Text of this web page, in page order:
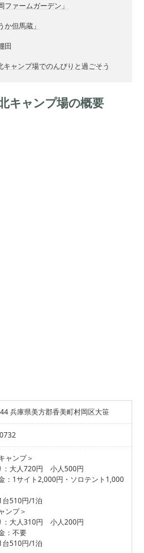
ァームガーデン」
但馬蔵」
田
ャンプ場でのんびりと過ごそう
キャンプ場の概要
兵庫県美方郡香美町村岡区大笹
ャンプ＞
：大人720円 小人500円
：1サイト2,000円・ソロテント1,000
台510円/1泊
ンプ＞
：大人310円 小人200円
：不要
台510円/1泊